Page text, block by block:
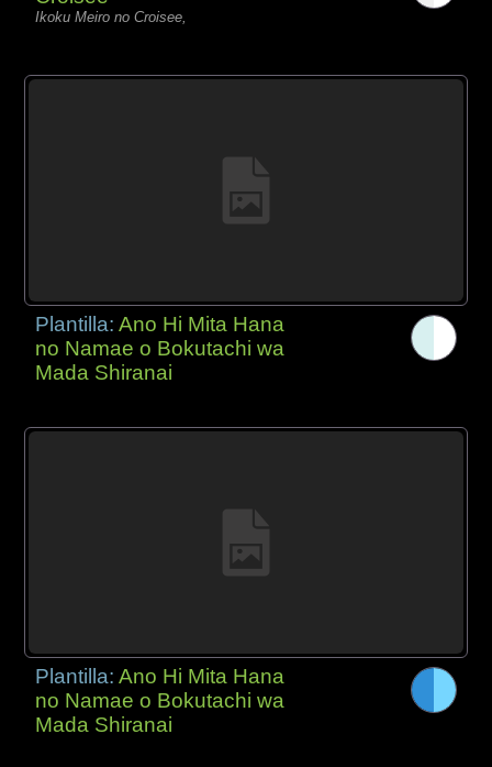
Ikoku Meiro no Croisee,
Plantilla:Ano Hi Mita Hana
no Namae o Bokutachi wa
Mada Shiranai
Plantilla:Ano Hi Mita Hana
no Namae o Bokutachi wa
Mada Shiranai